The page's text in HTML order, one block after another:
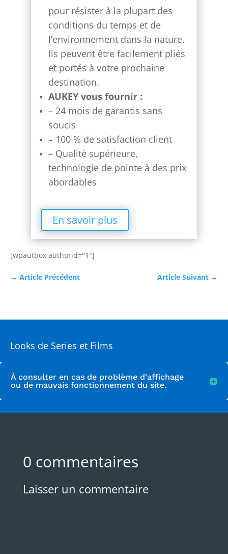
pour résister à la plupart des
conditions du temps et de
l’environnement dans la nature.
Ils peuvent être facilement pliés
et portés à votre prochaine
destination.
AUKEY vous fournir :
– 24 mois de garantis sans
soucis
– 100 % de satisfaction client
– Qualité supérieure,
technologie de pointe à des prix
abordables
En savoir plus
[wpautbox authorid="1"]
← Article Précédent Article Suivant →
Looks de Series et Films
À consulter en cas de problème d'affichage
ou de mauvais fonctionnement du site.
0 commentaires
Laisser un commentaire